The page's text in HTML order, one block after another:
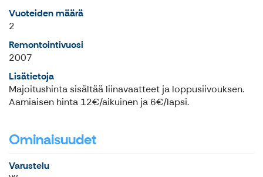
Vuoteiden määrä
2
Remontointivuosi
2007
Lisätietoja
Majoitushinta sisältää liinavaatteet ja loppusiivouksen.
Aamiaisen hinta 12€/aikuinen ja 6€/lapsi.
Ominaisuudet
Varustelu